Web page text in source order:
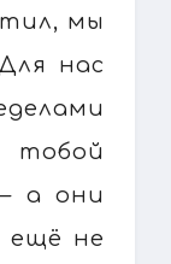
мы
нас
а они
ещё не